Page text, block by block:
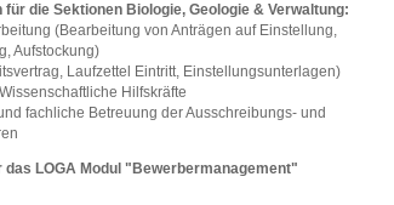
die Sektionen Biologie, Geologie & Verwaltung:
(Bearbeitung von Anträgen auf Einstellung,
Aufstockung)
Laufzettel Eintritt, Einstellungsunterlagen)
Hilfskräfte
fachliche Betreuung der Ausschreibungs- und
LOGA Modul "Bewerbermanagement"